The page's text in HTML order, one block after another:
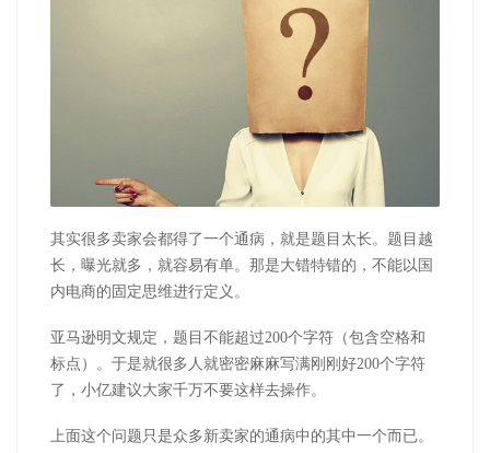
其实很多卖家会都得了一个通病，就是题目太长。题目越
长，曝光就多，就容易有单。那是大错特错的，不能以国
内电商的固定思维进行定义。
亚马逊明文规定，题目不能超过200个字符（包含空格和
标点）。于是就很多人就密密麻麻写满刚刚好200个字符
了，小亿建议大家千万不要这样去操作。
上面这个问题只是众多新卖家的通病中的其中一个而已。